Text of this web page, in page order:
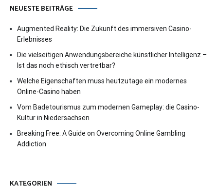
NEUESTE BEITRÄGE
Augmented Reality: Die Zukunft des immersiven Casino-
Erlebnisses
Die vielseitigen Anwendungsbereiche künstlicher Intelligenz –
Ist das noch ethisch vertretbar?
Welche Eigenschaften muss heutzutage ein modernes
Online-Casino haben
Vom Badetourismus zum modernen Gameplay: die Casino-
Kultur in Niedersachsen
Breaking Free: A Guide on Overcoming Online Gambling
Addiction
KATEGORIEN